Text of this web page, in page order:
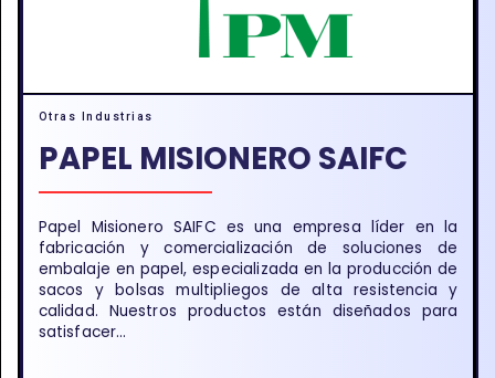
Otras Industrias
PAPEL MISIONERO SAIFC
Papel Misionero SAIFC es una empresa líder en la
fabricación y comercialización de soluciones de
embalaje en papel, especializada en la producción de
sacos y bolsas multipliegos de alta resistencia y
calidad. Nuestros productos están diseñados para
satisfacer...